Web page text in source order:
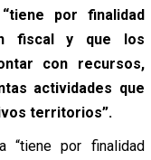
“tiene por finalidad
fiscal y que los
con recursos,
actividades que
territorios”.
“tiene por finalidad